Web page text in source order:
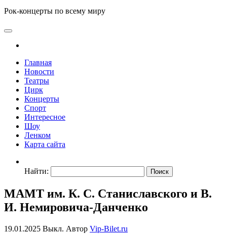
Рок-концерты по всему миру
Главная
Новости
Театры
Цирк
Концерты
Спорт
Интересное
Шоу
Ленком
Карта сайта
Найти:
МАМТ им. К. С. Станиславского и В.
И. Немировича-Данченко
19.01.2025 Выкл. Автор Vip-Bilet.ru